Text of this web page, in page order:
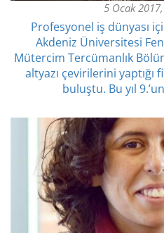
5 Ocak
​Profesyonel iş dünyası
Akdeniz Üniversitesi
Mütercim Tercümanlık
altyazı çevirilerini
buluştu. Bu yıl